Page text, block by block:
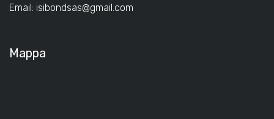
Email: isibondsas@gmail.com
Mappa